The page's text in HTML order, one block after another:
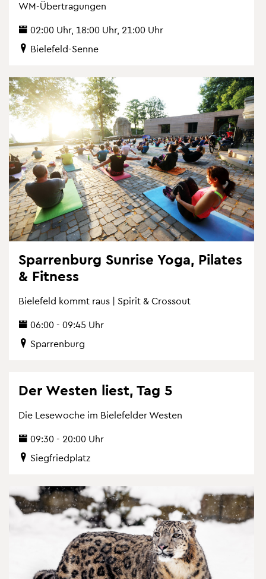
WM-Über­tra­gun­gen
02:00 Uhr, 18:00 Uhr, 21:00 Uhr
Bie­le­feld-Senne
Spar­ren­burg Sun­ri­se Yoga, Pi­la­tes
& Fit­ness
Bie­le­feld kommt raus | Spi­rit & Cross­out
06:00 - 09:45 Uhr
Spar­ren­burg
Der Wes­ten liest, Tag 5
Die Le­se­wo­che im Bie­le­fel­der Wes­ten
09:30 - 20:00 Uhr
Sieg­fried­platz